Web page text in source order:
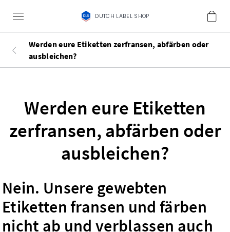
DUTCH LABEL SHOP
Werden eure Etiketten zerfransen, abfärben oder
ausbleichen?
Werden eure Etiketten
zerfransen, abfärben oder
ausbleichen?
Nein. Unsere gewebten
Etiketten fransen und färben
nicht ab und verblassen auch